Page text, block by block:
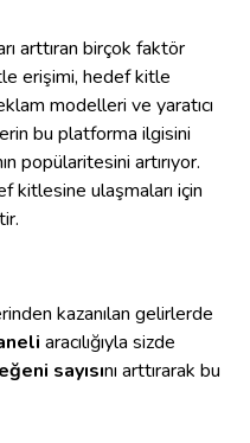
arttıran birçok faktör
erişimi, hedef kitle
modelleri ve yaratıcı
bu platforma ilgisini
popülaritesini artırıyor.
kitlesine ulaşmaları için
kazanılan gelirlerde
aracılığıyla sizde
sayısını arttırarak bu